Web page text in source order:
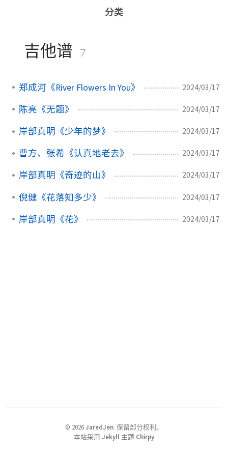
分类
吉他谱 7
郑成河《River Flowers In You》 2024/03/17
陈亮《无题》 2024/03/17
岸部真明《少年的梦》 2024/03/17
曹方、张希《认真地老去》 2024/03/17
岸部真明《奇迹的山》 2024/03/17
倪健《花落知多少》 2024/03/17
岸部真明《花》 2024/03/17
© 2026JaredJen. 保留部分权利。
本站采用 Jekyll 主题 Chirpy